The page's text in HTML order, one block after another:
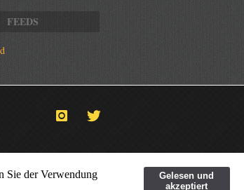
Sie der Verwendung
Gelesen und
akzeptiert